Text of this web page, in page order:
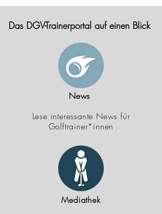
Das DGV-Trainerportal auf einen Blick
News
Lese interessante News für
Golftrainer*innen
Mediathek